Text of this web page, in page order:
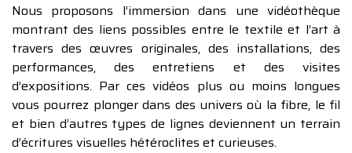
Nous proposons l’immersion dans une vidéothèque
montrant des liens possibles entre le textile et l’art à
travers des œuvres originales, des installations, des
performances, des entretiens et des visites
d’expositions. Par ces vidéos plus ou moins longues
vous pourrez plonger dans des univers où la fibre, le fil
et bien d’autres types de lignes deviennent un terrain
d’écritures visuelles hétéroclites et curieuses.